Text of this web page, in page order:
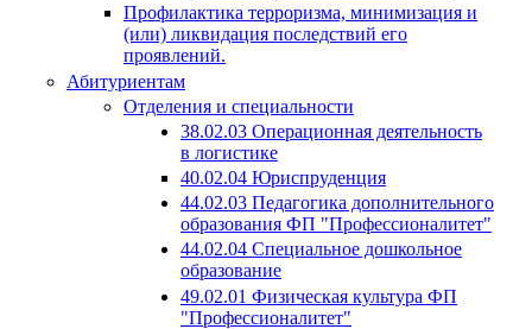
Профилактика терроризма, минимизация и
(или) ликвидация последствий его
проявлений.
Абитуриентам
Отделения и специальности
38.02.03 Операционная деятельность
в логистике
40.02.04 Юриспруденция
44.02.03 Педагогика дополнительного
образования ФП "Профессионалитет"
44.02.04 Специальное дошкольное
образование
49.02.01 Физическая культура ФП
"Профессионалитет"